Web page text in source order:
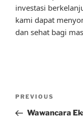
investasi
kami dapat
dan sehat bagi
Previous
Post
PREVIOUS
Wawancara